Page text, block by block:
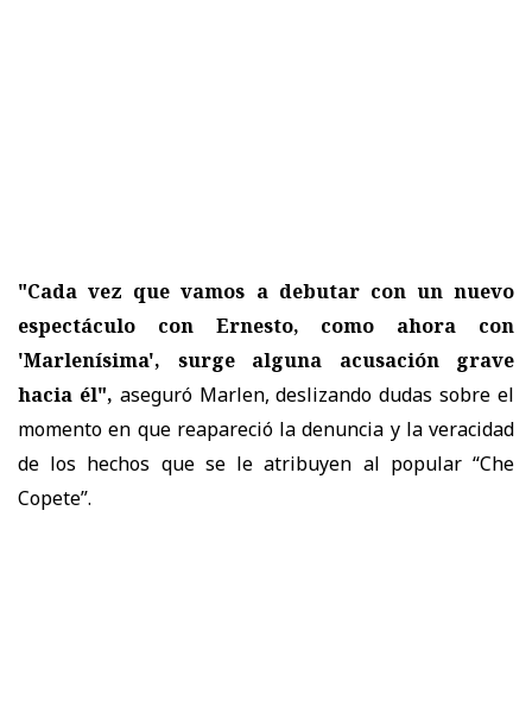
"Cada vez que vamos a debutar con un nuevo
espectáculo con Ernesto, como ahora con
'Marlenísima', surge alguna acusación grave
hacia él", aseguró Marlen, deslizando dudas sobre el
momento en que reapareció la denuncia y la veracidad
de los hechos que se le atribuyen al popular “Che
Copete”.